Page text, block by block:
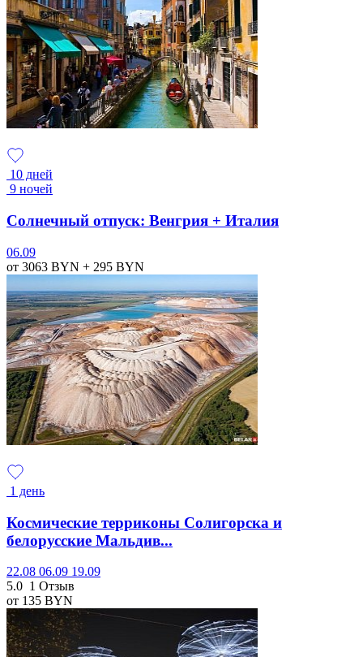
10 дней
9 ночей
Солнечный отпуск: Венгрия + Италия
06.09
от 3063 BYN + 295 BYN
1 день
Космические терриконы Солигорска и
белорусские Мальдив...
22.08 06.09 19.09
5.0 1 Отзыв
от 135 BYN